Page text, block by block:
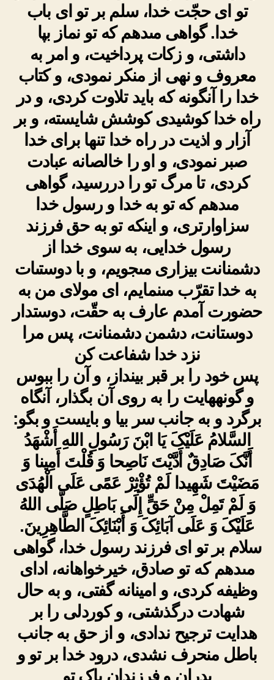
تو اى حجّت خدا، سلم بر تو اى باب
خدا. گواهى مى‏دهم که تو نماز بپا
داشتى، و زکات‏ پرداخیت، و امر به
معروف و نهى از منکر نمودى، و کتاب
خدا را آنگونه که باید تلاوت کردى، و در
راه خدا کوشیدى کوشش شایسته، و بر
آزار و اذیت در راه خدا تنها براى خدا
صبر نمودى، و او را خالصانه عبادت
کردى، تا مرگ تو را دررسید، گواهى
مى‏دهم که تو به خدا و رسول خدا
سزاوارترى، و اینکه تو به حق فرزند
رسول خدایى، به سوى خدا از
دشمنانت‏ بیزارى مى‏جویم، و با دوستى‏ات
به خدا تقرّب مى‏نمایم، اى مولاى من به
حضورت آمدم عارف به حقّت، دوستدار
دوستانت، دشمن دشمنانت، پس مرا
نزد خدا شفاعت کن
پس خود را بر قبر بینداز، و آن را ببوس‏
و گونه‏هایت را به روى آن بگذار، آنگاه
برگرد و به جانب سر بیا و بایست و بگو:
السَّلامُ عَلَیْکَ یَا ابْنَ رَسُولِ اللهِ أَشْهَدُ
أَنَّکَ صَادِقٌ أَدَّیْتَ نَاصِحا وَ قُلْتَ أَمِینا وَ
مَضَیْتَ شَهِیدا لَمْ تُؤْثِرْ عَمًى عَلَى الْهُدَى
وَ لَمْ تَمِلْ مِنْ حَقٍّ إِلَى بَاطِلٍ صَلَّى اللهُ
عَلَیْکَ وَ عَلَى آبَائِکَ وَ أَبْنَائِکَ الطَّاهِرِینَ.
سلام بر تو اى فرزند رسول خدا، گواهى
مى‏دهم که تو صادق، خیرخواهانه، اداى
وظیفه کردى، و امینانه گفتى، و به حال
شهادت درگذشتى، و کوردلى را بر
هدایت ترجیح ندادى، و از حق به جانب
باطل منحرف نشدى، درود خدا بر تو و
پدران و فرزندان پاک تو